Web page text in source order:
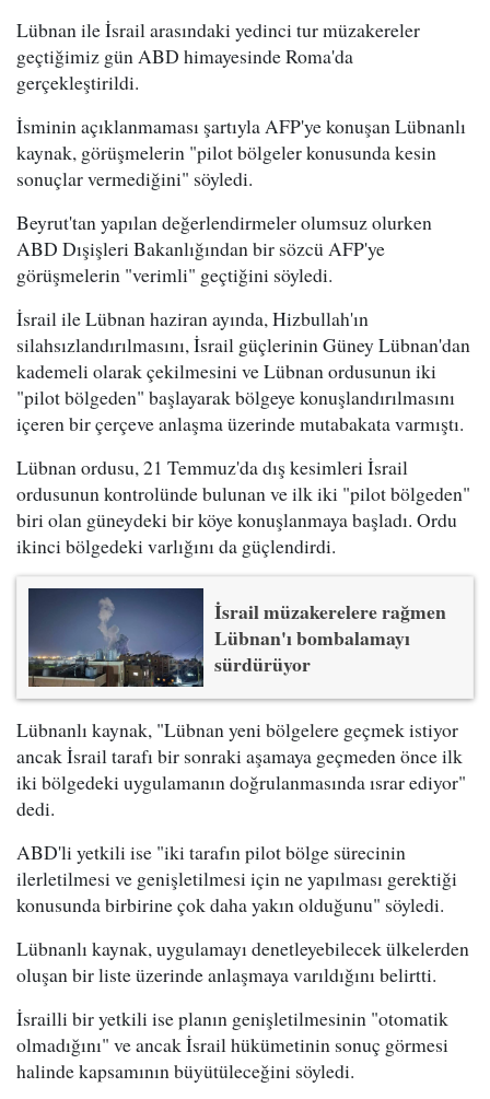
Lübnan ile İsrail arasındaki yedinci tur müzakereler
geçtiğimiz gün ABD himayesinde Roma'da
gerçekleştirildi.
İsminin açıklanmaması şartıyla AFP'ye konuşan Lübnanlı
kaynak, görüşmelerin "pilot bölgeler konusunda kesin
sonuçlar vermediğini" söyledi.
Beyrut'tan yapılan değerlendirmeler olumsuz olurken
ABD Dışişleri Bakanlığından bir sözcü AFP'ye
görüşmelerin "verimli" geçtiğini söyledi.
İsrail ile Lübnan haziran ayında, Hizbullah'ın
silahsızlandırılmasını, İsrail güçlerinin Güney Lübnan'dan
kademeli olarak çekilmesini ve Lübnan ordusunun iki
"pilot bölgeden" başlayarak bölgeye konuşlandırılmasını
içeren bir çerçeve anlaşma üzerinde mutabakata varmıştı.
Lübnan ordusu, 21 Temmuz'da dış kesimleri İsrail
ordusunun kontrolünde bulunan ve ilk iki "pilot bölgeden"
biri olan güneydeki bir köye konuşlanmaya başladı. Ordu
ikinci bölgedeki varlığını da güçlendirdi.
İsrail müzakerelere rağmen
Lübnan'ı bombalamayı
sürdürüyor
Lübnanlı kaynak, "Lübnan yeni bölgelere geçmek istiyor
ancak İsrail tarafı bir sonraki aşamaya geçmeden önce ilk
iki bölgedeki uygulamanın doğrulanmasında ısrar ediyor"
dedi.
ABD'li yetkili ise "iki tarafın pilot bölge sürecinin
ilerletilmesi ve genişletilmesi için ne yapılması gerektiği
konusunda birbirine çok daha yakın olduğunu" söyledi.
Lübnanlı kaynak, uygulamayı denetleyebilecek ülkelerden
oluşan bir liste üzerinde anlaşmaya varıldığını belirtti.
İsrailli bir yetkili ise planın genişletilmesinin "otomatik
olmadığını" ve ancak İsrail hükümetinin sonuç görmesi
halinde kapsamının büyütüleceğini söyledi.